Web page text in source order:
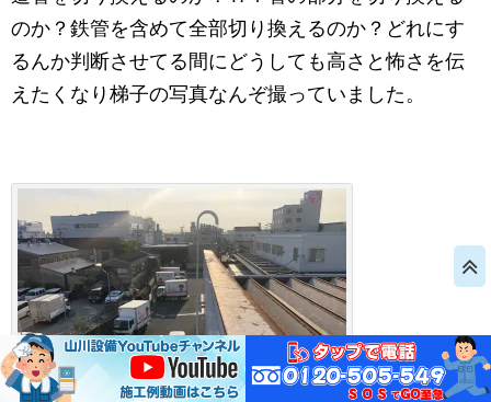
のか？鉄管を含めて全部切り換えるのか？どれにす
るんか判断させてる間にどうしても高さと怖さを伝
えたくなり梯子の写真なんぞ撮っていました。